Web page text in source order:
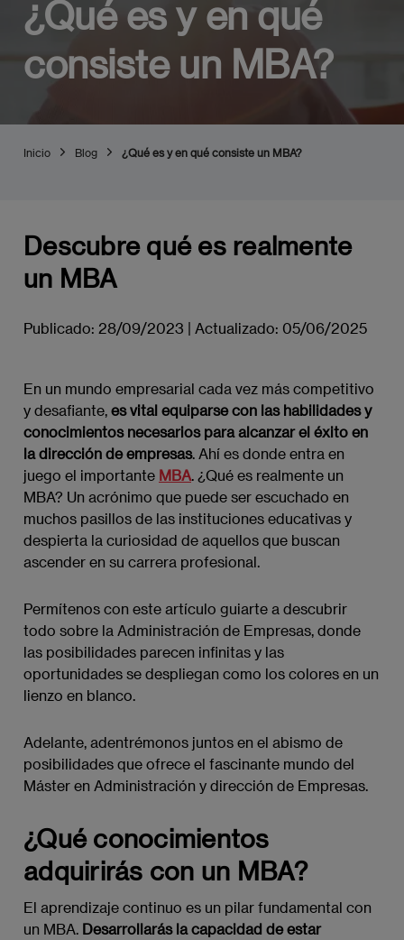
¿Qué es y en qué
consiste un MBA?
Inicio Blog ¿Qué es y en qué consiste un MBA?
Descubre qué es realmente
un MBA
Publicado: 28/09/2023 | Actualizado: 05/06/2025
En un mundo empresarial cada vez más competitivo
y desafiante, es vital equiparse con las habilidades y
conocimientos necesarios para alcanzar el éxito en
la dirección de empresas. Ahí es donde entra en
juego el importante MBA . ¿Qué es realmente un
MBA? Un acrónimo que puede ser escuchado en
muchos pasillos de las instituciones educativas y
despierta la curiosidad de aquellos que buscan
ascender en su carrera profesional.
Permítenos con este artículo guiarte a descubrir
todo sobre la Administración de Empresas, donde
las posibilidades parecen infinitas y las
oportunidades se despliegan como los colores en un
lienzo en blanco.
Adelante, adentrémonos juntos en el abismo de
posibilidades que ofrece el fascinante mundo del
Máster en Administración y dirección de Empresas.
¿Qué conocimientos
adquirirás con un MBA?
El aprendizaje continuo es un pilar fundamental con
un MBA. Desarrollarás la capacidad de estar